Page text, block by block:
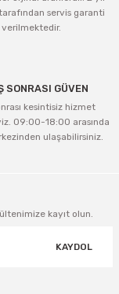
servis garanti
verilmektedir.
SONRASI GÜVEN
kesintisiz hizmet
09:00-18:00 arasında
ulaşabilirsiniz.
kayıt olun.
KAYDOL